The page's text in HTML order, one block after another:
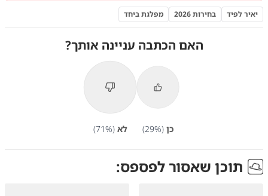
יאיר לפיד בחירות 2026 מפלגת ביחד
האם הכתבה עניינה אותך?
כן (
29%) לא (
71%)
תוכן שאסור לפספס: